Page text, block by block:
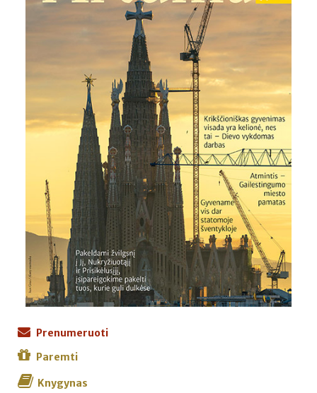
Prenumeruoti
Paremti
Knygynas